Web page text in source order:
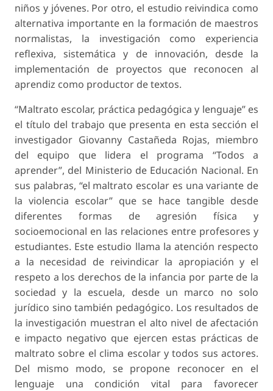
niños y jóvenes. Por otro, el estudio reivindica como
alternativa importante en la formación de maestros
normalistas, la investigación como experiencia
reflexiva, sistemática y de innovación, desde la
implementación de proyectos que reconocen al
aprendiz como productor de textos.
“Maltrato escolar, práctica pedagógica y lenguaje” es
el título del trabajo que presenta en esta sección el
investigador Giovanny Castañeda Rojas, miembro
del equipo que lidera el programa “Todos a
aprender”, del Ministerio de Educación Nacional. En
sus palabras, “el maltrato escolar es una variante de
la violencia escolar” que se hace tangible desde
diferentes formas de agresión física y
socioemocional en las relaciones entre profesores y
estudiantes. Este estudio llama la atención respecto
a la necesidad de reivindicar la apropiación y el
respeto a los derechos de la infancia por parte de la
sociedad y la escuela, desde un marco no solo
jurídico sino también pedagógico. Los resultados de
la investigación muestran el alto nivel de afectación
e impacto negativo que ejercen estas prácticas de
maltrato sobre el clima escolar y todos sus actores.
Del mismo modo, se propone reconocer en el
lenguaje una condición vital para favorecer